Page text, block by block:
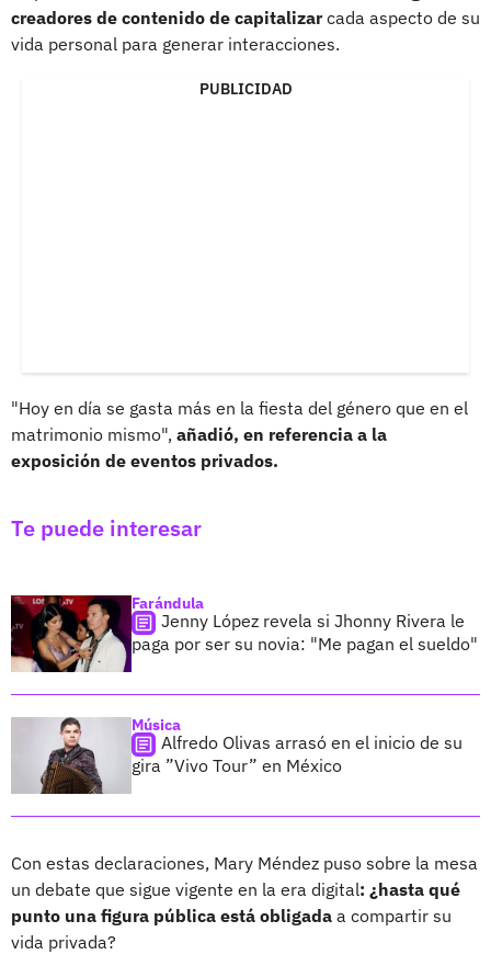
creadores de contenido de capitalizarcada aspecto de su
vida personal para generar interacciones.
PUBLICIDAD
"Hoy en día se gasta más en la fiesta del género que en el
matrimonio mismo", añadió, en referencia a la
exposición de eventos privados.
Te puede interesar
Farándula
Jenny López revela si Jhonny Rivera le
paga por ser su novia: "Me pagan el sueldo"
Música
Alfredo Olivas arrasó en el inicio de su
gira ”Vivo Tour” en México
Con estas declaraciones, Mary Méndez puso sobre la mesa
un debate que sigue vigente en la era digital: ¿hasta qué
punto una figura pública está obligada a compartir su
vida privada?